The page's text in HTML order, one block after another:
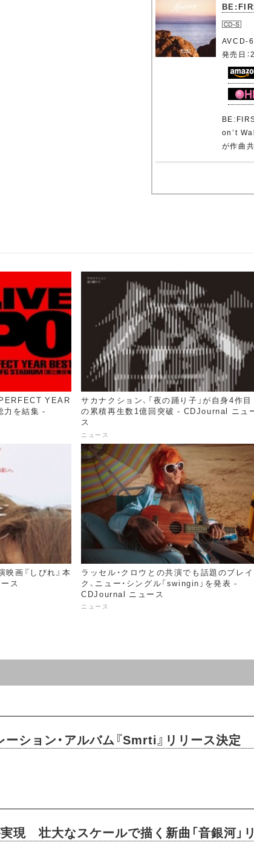
AVCD-
発売日
on’t
が作曲
YEAR
力を結集 -
サカナクション、「夜の踊り子」が自身4作目
の累積再生数1億回突破 - CDJournal ニュ
ス
ニュース
画『しびれ』本
ス
ラッセル・クロウとの共演でも話題のブレイ
ク、ニュー・シングル「swingin」を発表 -
CDJournal ニュース
ニュース
ション・アルバム『Smrti』リリース決
現 壮大なスケールで描く新曲「音銀河」